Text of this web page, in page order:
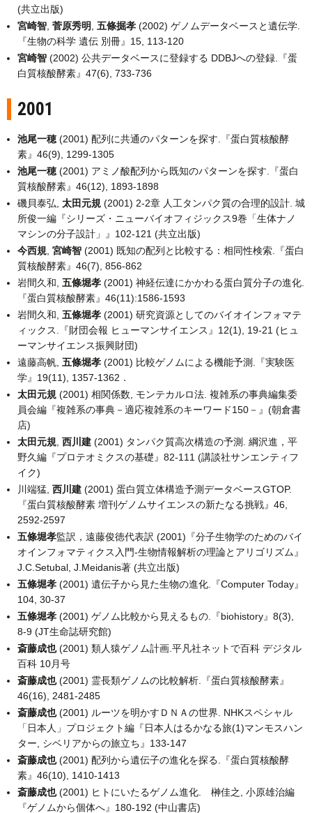
(共立出版)
宮崎智 菅原秀明 五條掘孝 (2002) ゲノムデータベースと遺伝学.
『生物の科学 遺伝 別冊』15, 113-120
宮崎智 (2002) 公共データベースに登録する DDBJへの登録.『蛋
白質核酸酵素』47(6), 733-736
2001
池尾一穂(2001) 配列に共通のパターンを探す.『蛋白質核酸酵
素』46(9), 1299-1305
池尾一穂(2001) アミノ酸配列から既知のパターンを探す.『蛋白
質核酸酵素』46(12), 1893-1898
磯貝泰弘, 太田元規 (2001) 2-2章 人工タンパク質の合理的設計. 城
所俊一編『シリーズ・ニューバイオフィジックス9巻「生体ナノ
マシンの分子設計」』102-121 (共立出版)
今西規 宮崎智 (2001) 既知の配列と比較する：相同性検索.『蛋白
質核酸酵素』46(7), 856-862
岩間久和, 五條堀孝 (2001) 神経伝達にかかわる蛋白質分子の進化.
『蛋白質核酸酵素』46(11):1586-1593
岩間久和, 五條堀孝 (2001) 研究資源としてのバイオインフォマテ
ィックス.『財団会報 ヒューマンサイエンス』12(1), 19-21 (ヒュ
ーマンサイエンス振興財団)
遠藤高帆, 五條堀孝 (2001) 比較ゲノムによる機能予測.『実験医
学』19(11), 1357-1362．
太田元規 (2001) 相関係数, モンテカルロ法. 複雑系の事典編集委
員会編『複雑系の事典－適応複雑系のキーワード150－』(朝倉書
店)
太田元規 西川建 (2001) タンパク質高次構造の予測. 綱沢進，平
野久編『プロテオミクスの基礎』82-111 (講談社サンエンティフ
イク)
川端猛, 西川建 (2001) 蛋白質立体構造予測データベースGTOP.
『蛋白質核酸酵素 増刊ゲノムサイエンスの新たなる挑戦』46,
2592-2597
五條堀孝監訳，遠藤俊徳代表訳 (2001)『分子生物学のためのバイ
オインフォマティクス入門-生物情報解析の理論とアリゴリズム』
J.C.Setubal, J.Meidanis著 (共立出版)
五條堀孝 (2001) 遺伝子から見た生物の進化.『Computer Today』
104, 30-37
五條堀孝 (2001) ゲノム比較から見えるもの.『biohistory』8(3),
8-9 (JT生命誌研究館)
斎藤成也(2001) 類人猿ゲノム計画.平凡社ネットで百科 デジタル
百科 10月号
斎藤成也(2001) 霊長類ゲノムの比較解析.『蛋白質核酸酵素』
46(16), 2481-2485
斎藤成也(2001) ルーツを明かすＤＮＡの世界. NHKスペシャル
「日本人」プロジェクト編『日本人はるかなる旅(1)マンモスハン
ター, シベリアからの旅立ち』133-147
斎藤成也(2001) 配列から遺伝子の進化を探る.『蛋白質核酸酵
素』46(10), 1410-1413
斎藤成也(2001) ヒトにいたるゲノム進化. 榊佳之, 小原雄治編
『ゲノムから個体へ』180-192 (中山書店)